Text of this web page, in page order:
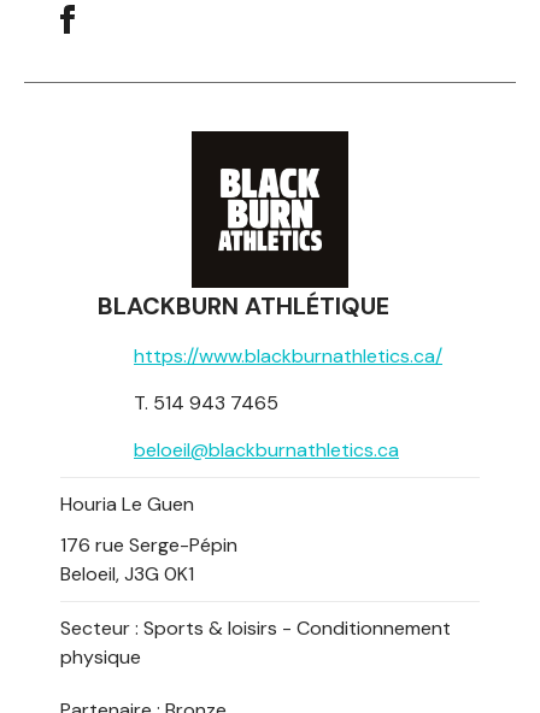
BLACKBURN ATHLÉTIQUE
https://www.blackburnathletics.ca/
T. 514 943 7465
beloeil@blackburnathletics.ca
Houria Le Guen
176 rue Serge-Pépin
Beloeil, J3G 0K1
Secteur : Sports & loisirs - Conditionnement
physique